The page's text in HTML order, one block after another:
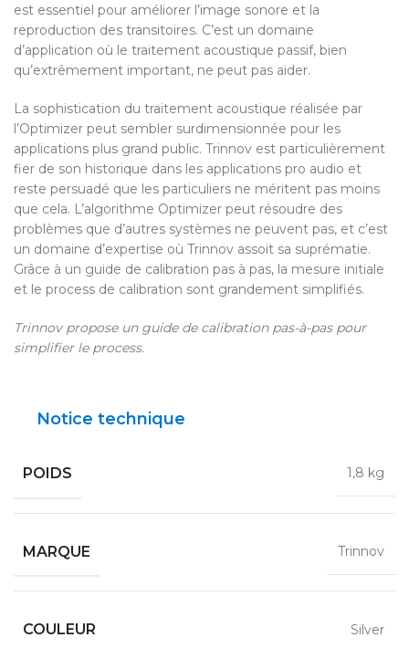
est essentiel pour améliorer l’image sonore et la
reproduction des transitoires. C’est un domaine
d’application où le traitement acoustique passif, bien
qu’extrêmement important, ne peut pas aider.
La sophistication du traitement acoustique réalisée par
l’Optimizer peut sembler surdimensionnée pour les
applications plus grand public. Trinnov est particulièrement
fier de son historique dans les applications pro audio et
reste persuadé que les particuliers ne méritent pas moins
que cela. L’algorithme Optimizer peut résoudre des
problèmes que d’autres systèmes ne peuvent pas, et c’est
un domaine d’expertise où Trinnov assoit sa suprématie.
Grâce à un guide de calibration pas à pas, la mesure initiale
et le process de calibration sont grandement simplifiés.
Trinnov propose un guide de calibration pas-à-pas pour
simplifier le process.
Notice technique
POIDS 1,8 kg
MARQUE Trinnov
COULEUR Silver